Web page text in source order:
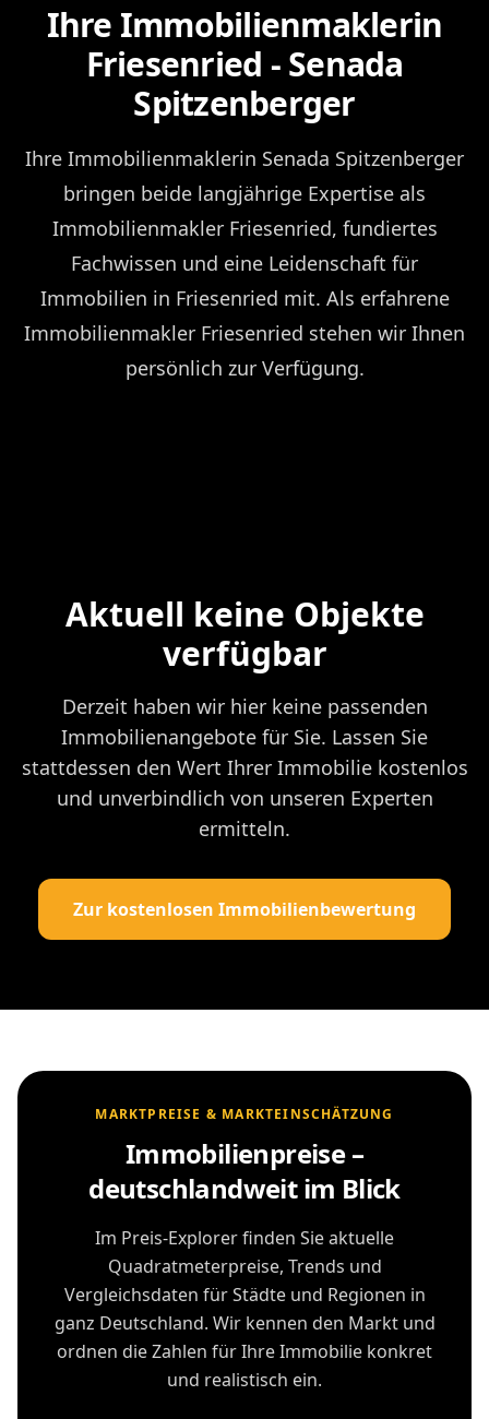
Ihre Immobilienmaklerin
Friesenried - Senada
Spitzenberger
Ihre Immobilienmaklerin Senada Spitzenberger
bringen beide langjährige Expertise als
Immobilienmakler Friesenried, fundiertes
Fachwissen und eine Leidenschaft für
Immobilien in Friesenried mit. Als erfahrene
Immobilienmakler Friesenried stehen wir Ihnen
persönlich zur Verfügung.
Aktuell keine Objekte
verfügbar
Derzeit haben wir hier keine passenden
Immobilienangebote für Sie. Lassen Sie
stattdessen den Wert Ihrer Immobilie kostenlos
und unverbindlich von unseren Experten
ermitteln.
Zur kostenlosen Immobilienbewertung
MARKTPREISE & MARKTEINSCHÄTZUNG
Immobilienpreise –
deutschlandweit im Blick
Im Preis-Explorer finden Sie aktuelle
Quadratmeterpreise, Trends und
Vergleichsdaten für Städte und Regionen in
ganz Deutschland. Wir kennen den Markt und
ordnen die Zahlen für Ihre Immobilie konkret
und realistisch ein.